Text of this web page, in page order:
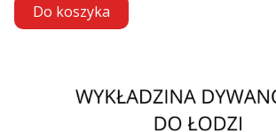
Do koszyka